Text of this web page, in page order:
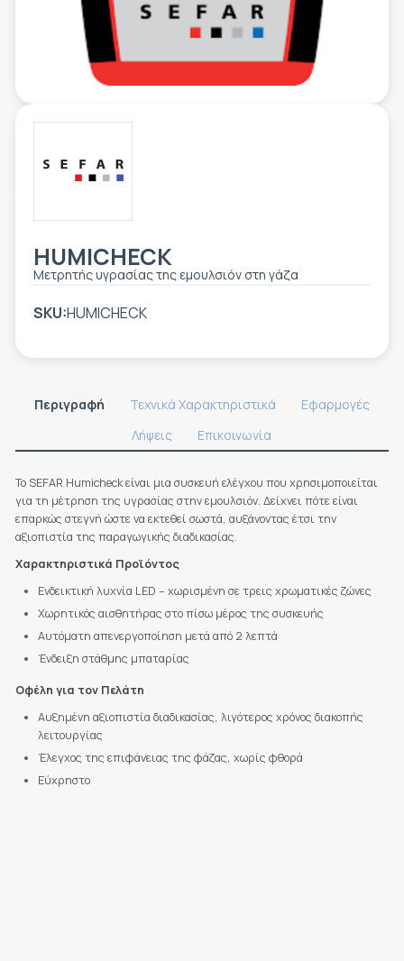
ΕΡΓΑΛΕΊΑ - ΑΞΕΣΟΥΆΡ
ΒΟΗΘΗΤΙΚΌΣ ΕΞΟΠΛΙΣΜΌΣ
ΚΑΤΑ ΠΑΡΑΓΓΕΛΊΑ
ΕΤΙΚΈΤΑ - ΕΎΚΑΜΠΤΗ ΣΥΣΚΕΥΑΣΊΑ
ΤΕΧΝΙΚΆ ΣΧΈΔΙΑ
HUMICHECK
Μετρητής υγρασίας της εμουλσιόν στη γάζα
SKU:HUMICHECK
Περιγραφή
Τεχνικά Χαρακτηριστικά
Λήψεις
Επικοινωνία
Εφαρμογές
Το SEFAR Humicheck είναι μια συσκευή ελέγχου που χρησιμοποιείται
για τη μέτρηση της υγρασίας στην εμουλσιόν. Δείχνει πότε είναι
επαρκώς στεγνή ώστε να εκτεθεί σωστά, αυξάνοντας έτσι την
αξιοπιστία της παραγωγικής διαδικασίας.
Χαρακτηριστικά Προϊόντος
Ενδεικτική λυχνία LED – χωρισμένη σε τρεις χρωματικές ζώνες
Χωρητικός αισθητήρας στο πίσω μέρος της συσκευής
Αυτόματη απενεργοποίηση μετά από 2 λεπτά
Ένδειξη στάθμης μπαταρίας
Οφέλη για τον Πελάτη
Αυξημένη αξιοπιστία διαδικασίας, λιγότερος χρόνος διακοπής
λειτουργίας
Έλεγχος της επιφάνειας της φάζας, χωρίς φθορά
Εύχρηστο